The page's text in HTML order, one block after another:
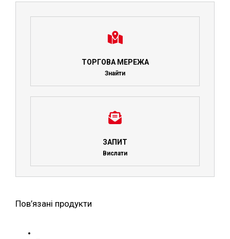
ТОРГОВА МЕРЕЖА
Знайти
ЗАПИТ
Вислати
Пов’язані продукти